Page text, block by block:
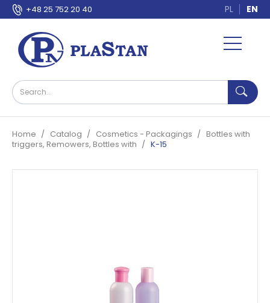
+48 25 752 20 40 PL EN
Home Catalog Cosmetics - Packagings
Bottles with
triggers, Remowers, Bottles with
K-15